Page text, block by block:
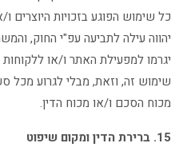
כל שימוש הפוגע בזכויות היוצרים
יהווה עילה לתביעה עפ"י החוק,
יגרמו למפעילת האתר ו/או
שימוש זה, וזאת, מבלי לגרוע מכל
מכוח הסכם ו/או מכוח הדין.
15. ברירת הדין ומקום שיפוט